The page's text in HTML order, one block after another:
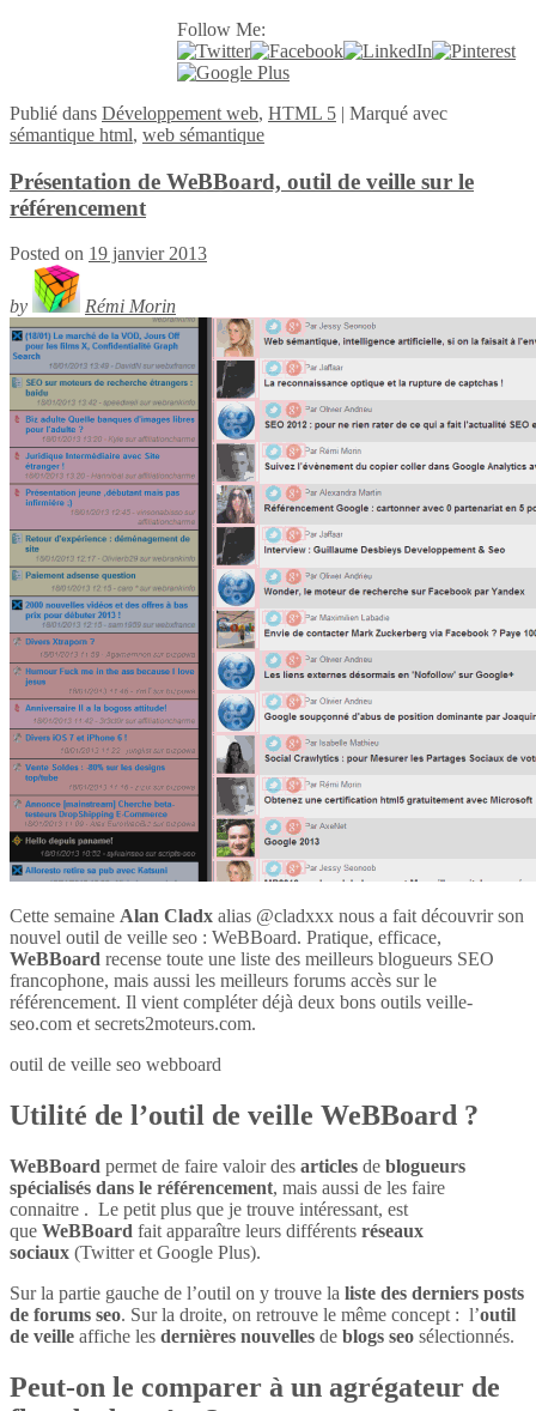
Follow Me:
Publié dans Développement web, HTML 5 | Marqué avec
sémantique html, web sémantique
Présentation de WeBBoard, outil de veille sur le
référencement
Posted on 19 janvier 2013
by Rémi Morin
Cette semaine Alan Cladx alias @cladxxx nous a fait découvrir son
nouvel outil de veille seo : WeBBoard. Pratique, efficace,
WeBBoard recense toute une liste des meilleurs blogueurs SEO
francophone, mais aussi les meilleurs forums accès sur le
référencement. Il vient compléter déjà deux bons outils veille-
seo.com et secrets2moteurs.com.
outil de veille seo webboard
Utilité de l’outil de veille WeBBoard ?
WeBBoard permet de faire valoir des articles de blogueurs
spécialisés dans le référencement, mais aussi de les faire
connaitre . Le petit plus que je trouve intéressant, est
que WeBBoard fait apparaître leurs différents réseaux
sociaux (Twitter et Google Plus).
Sur la partie gauche de l’outil on y trouve la liste des derniers posts
de forums seo. Sur la droite, on retrouve le même concept : l’outil
de veille affiche les dernières nouvelles de blogs seo sélectionnés.
Peut-on le comparer à un agrégateur de